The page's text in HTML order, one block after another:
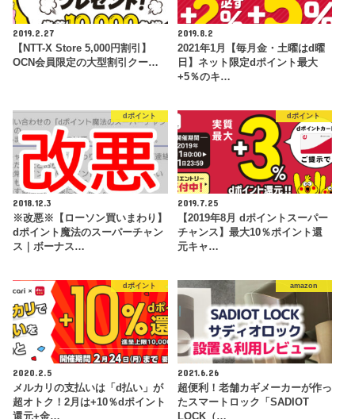
2019.2.27
【NTT-X Store 5,000円割引】
OCN会員限定の大型割引クー…
2019.8.2
2021年1月【毎月金・土曜はd曜
日】ネット限定dポイント最大
+5％のキ…
dポイント
2018.12.3
※改悪※【ローソン買いまわり】
dポイント魔法のスーパーチャン
ス｜ボーナス…
dポイント
2019.7.25
【2019年8月 dポイントスーパー
チャンス】最大10％ポイント還
元キャ…
dポイント
2020.2.5
メルカリの支払いは「d払い」が
超オトク！2月は+10％dポイント
amazon
2021.6.26
超便利！老舗カギメーカーが作っ
たスマートロック「SADIOT